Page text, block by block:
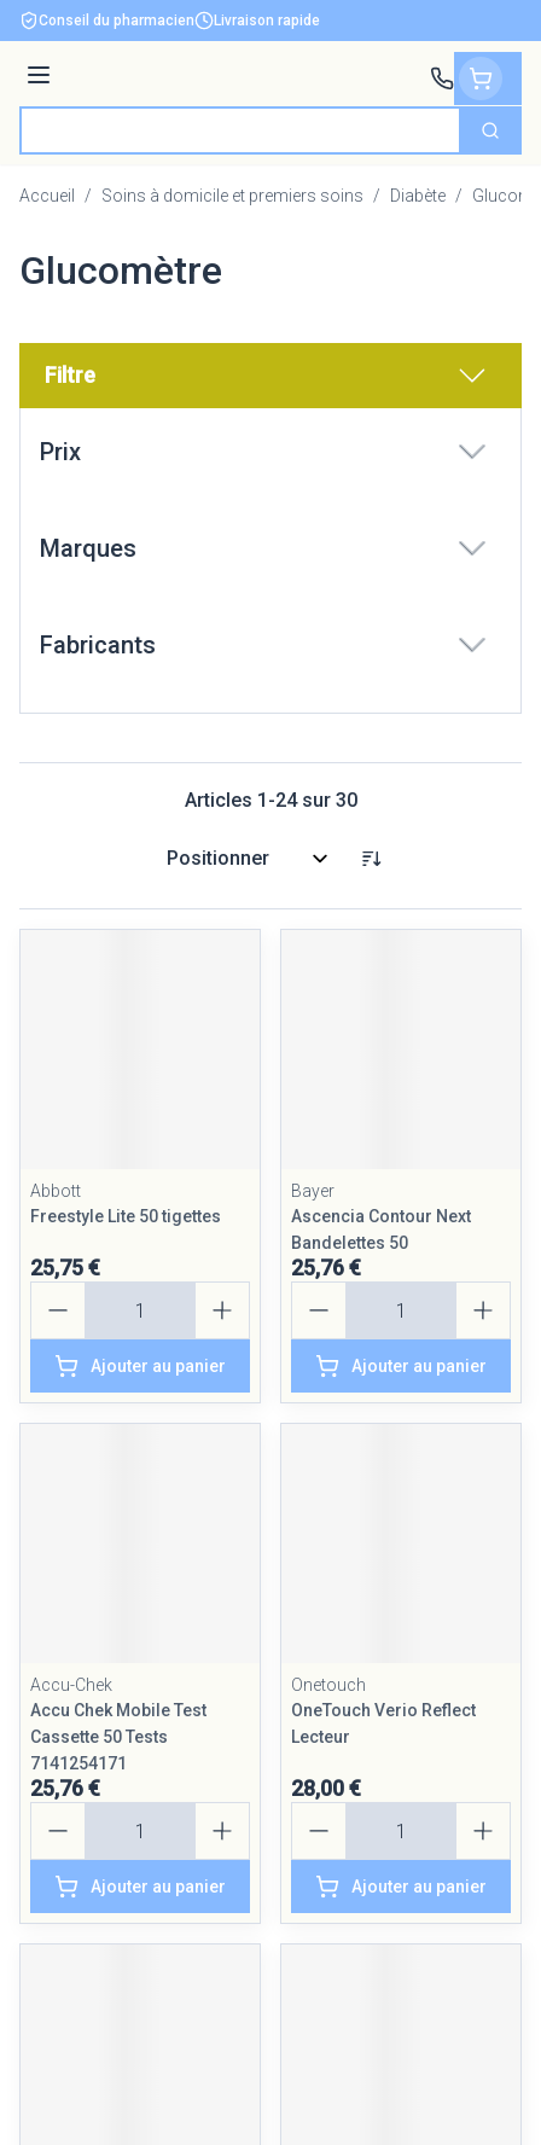
Aller au contenu
Conseil du pharmacien Livraison rapide
Menu
Accueil / Soins à domicile et premiers soins / Diabète /
Glucomètre
Filtre
Prix
Marques
Fabricants
Articles 1 -24sur 30
Trier par:
Abbott
Freestyle Lite 50 tigettes
25,75 €
Ajouter au panier
Bayer
Ascencia Contour Next
Bandelettes 50
25,76 €
Ajouter au panier
Accu-Chek
Accu Chek Mobile Test
Cassette 50 Tests
7141254171
25,76 €
Ajouter au panier
Onetouch
OneTouch Verio Reflect
Lecteur
28,00 €
Ajouter au panier